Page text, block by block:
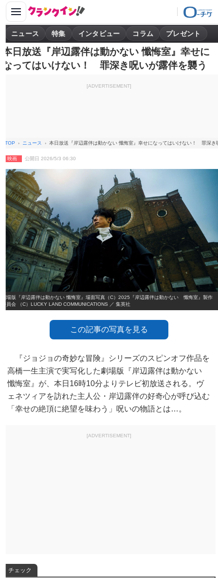
ニュース 特集 インタビュー コラム プレゼント
本日放送『岸辺露伴は動かない 懺悔室』幸せに
なってはいけない！ 罪深き呪いが露伴を襲う
[ADVERTISEMENT]
TOP ニュース 本日放送『岸辺露伴は動かない 懺悔室』幸せになってはいけない！ 罪深き
映画 公開日 2026/5/3 06:30
劇場版『岸辺露伴は動かない 懺悔室』場面写真（C）2025『岸辺露伴は動かない 懺悔室』製作
委員会 （C）LUCKY LAND COMMUNICATIONS ／ 集英社
この記事の写真を見る
『ジョジョの奇妙な冒険』シリーズのスピンオフ作品を
高橋一生主演で実写化した劇場版『岸辺露伴は動かない
懺悔室』が、本日16時10分よりテレビ初放送される。ヴ
ェネツィアを訪れた主人公・岸辺露伴の好奇心が呼び込む
「幸せの絶頂に絶望を味わう」呪いの物語とは…。
[ADVERTISEMENT]
チェック